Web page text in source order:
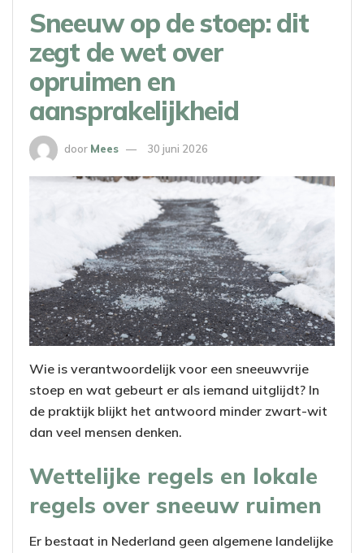
Sneeuw op de stoep: dit
zegt de wet over
opruimen en
aansprakelijkheid
door Mees 30 juni 2026
Wie is verantwoordelijk voor een sneeuwvrije
stoep en wat gebeurt er als iemand uitglijdt? In
de praktijk blijkt het antwoord minder zwart-wit
dan veel mensen denken.
Wettelijke regels en lokale
regels over sneeuw ruimen
Er bestaat in Nederland geen algemene landelijke